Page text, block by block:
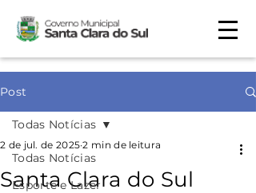
Post
Todas Notícias
Esporte e Lazer
Todas Notícias
Santa Clara do Sul
2 de jul. de 2025 2 min de leitura